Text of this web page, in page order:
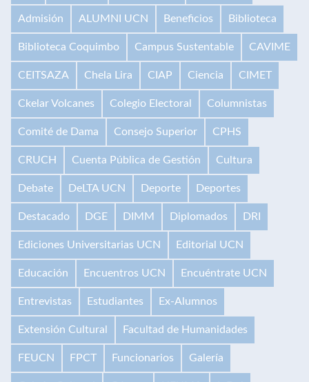
Admisión ALUMNI UCN Beneficios Biblioteca
Biblioteca Coquimbo Campus Sustentable CAVIME
CEITSAZA Chela Lira CIAP Ciencia CIMET
Ckelar Volcanes Colegio Electoral Columnistas
Comité de Dama Consejo Superior CPHS
CRUCH Cuenta Pública de Gestión Cultura
Debate DeLTA UCN Deporte Deportes
Destacado DGE DIMM Diplomados DRI
Ediciones Universitarias UCN Editorial UCN
Educación Encuentros UCN Encuéntrate UCN
Entrevistas Estudiantes Ex-Alumnos
Extensión Cultural Facultad de Humanidades
FEUCN FPCT Funcionarios Galería